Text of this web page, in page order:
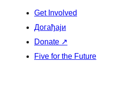
Get Involved
Догађаји
Donate ↗
Five for the Future